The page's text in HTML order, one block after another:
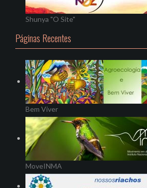
Shunya "O Site"
Páginas Recentes
Bem Viver
MoveINMA